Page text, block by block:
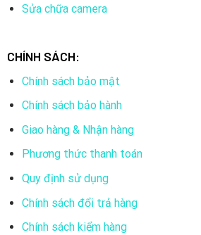
Sửa chữa camera
CHÍNH SÁCH:
Chính sách bảo mật
Chính sách bảo hành
Giao hàng & Nhận hàng
Phương thức thanh toán
Quy định sử dụng
Chính sách đổi trả hàng
Chính sách kiểm hàng